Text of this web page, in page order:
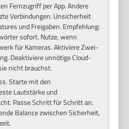
Fernzugriff per App. Andere
Verbindungen. Unsicherheit
und Freigaben. Empfehlung:
sofort. Nutze, wenn
für Kameras. Aktiviere Zwei-
Deaktiviere unnötige Cloud-
nicht brauchst.
Starte mit den
Lautstärke und
Passe Schritt für Schritt an.
Balance zwischen Sicherheit,